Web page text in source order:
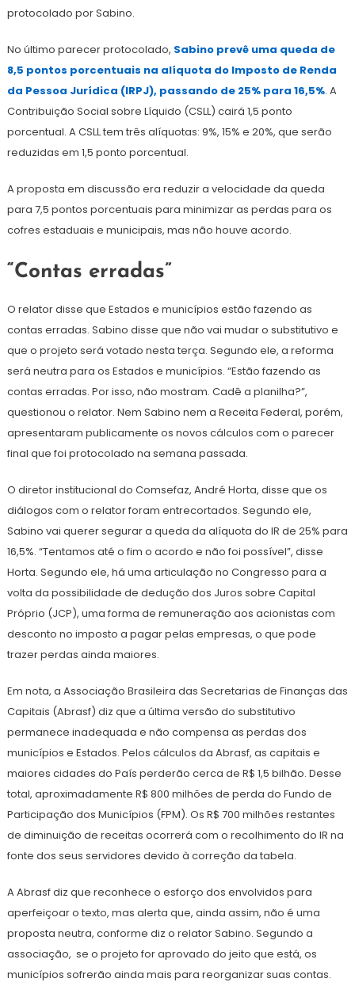
protocolado por Sabino.
No último parecer protocolado, Sabino prevê uma queda de
8,5 pontos porcentuais na alíquota do Imposto de Renda
da Pessoa Jurídica (IRPJ), passando de 25% para 16,5%. A
Contribuição Social sobre Líquido (CSLL) cairá 1,5 ponto
porcentual. A CSLL tem três alíquotas: 9%, 15% e 20%, que serão
reduzidas em 1,5 ponto porcentual.
A proposta em discussão era reduzir a velocidade da queda
para 7,5 pontos porcentuais para minimizar as perdas para os
cofres estaduais e municipais, mas não houve acordo.
“Contas erradas”
O relator disse que Estados e municípios estão fazendo as
contas erradas. Sabino disse que não vai mudar o substitutivo e
que o projeto será votado nesta terça. Segundo ele, a reforma
será neutra para os Estados e municípios. “Estão fazendo as
contas erradas. Por isso, não mostram. Cadê a planilha?”,
questionou o relator. Nem Sabino nem a Receita Federal, porém,
apresentaram publicamente os novos cálculos com o parecer
final que foi protocolado na semana passada.
O diretor institucional do Comsefaz, André Horta, disse que os
diálogos com o relator foram entrecortados. Segundo ele,
Sabino vai querer segurar a queda da alíquota do IR de 25% para
16,5%. “Tentamos até o fim o acordo e não foi possível”, disse
Horta. Segundo ele, há uma articulação no Congresso para a
volta da possibilidade de dedução dos Juros sobre Capital
Próprio (JCP), uma forma de remuneração aos acionistas com
desconto no imposto a pagar pelas empresas, o que pode
trazer perdas ainda maiores.
Em nota, a Associação Brasileira das Secretarias de Finanças das
Capitais (Abrasf) diz que a última versão do substitutivo
permanece inadequada e não compensa as perdas dos
municípios e Estados. Pelos cálculos da Abrasf, as capitais e
maiores cidades do País perderão cerca de R$ 1,5 bilhão. Desse
total, aproximadamente R$ 800 milhões de perda do Fundo de
Participação dos Municípios (FPM). Os R$ 700 milhões restantes
de diminuição de receitas ocorrerá com o recolhimento do IR na
fonte dos seus servidores devido à correção da tabela.
A Abrasf diz que reconhece o esforço dos envolvidos para
aperfeiçoar o texto, mas alerta que, ainda assim, não é uma
proposta neutra, conforme diz o relator Sabino. Segundo a
associação, se o projeto for aprovado do jeito que está, os
municípios sofrerão ainda mais para reorganizar suas contas.